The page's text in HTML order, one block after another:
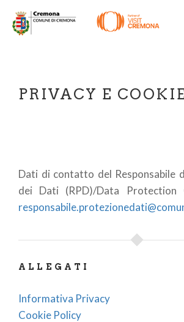
Salta
PRIVACY E
Dati di contatto del Responsabile
dei Dati (RPD)/Data Protection
ALLEGATI
Informativa Privacy
Cookie Policy